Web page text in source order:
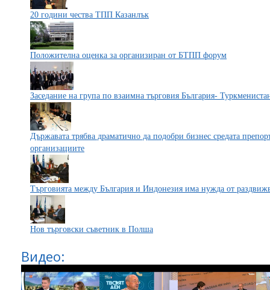
20 години чества ТПП Казанлък
Положителна оценка за организиран от БТПП форум
Заседание на група по взаимна търговия България-
Държавата трябва драматично да подобри бизнес средата
организациите
Търговията между България и Индонезия има нужда от
Нов търговски съветник в Полша
Видео: